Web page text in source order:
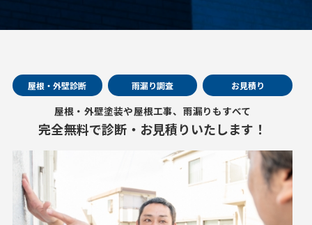
屋根・外壁診断 雨漏り調査 お見積り
屋根・外壁塗装や屋根工事、雨漏りもすべて
完全無料で診断・お見積りいたします！